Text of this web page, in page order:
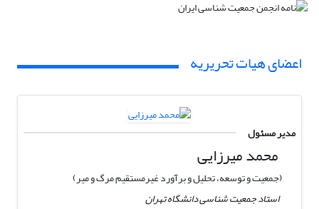
اعضای هیات تحریریه
مدیر مسئول
محمد میرزایی
(جمعیت و توسعه، تحلیل و برآورد غیرمستقیم مرگ و میر)
استاد جمعیت شناسی دانشگاه تهران